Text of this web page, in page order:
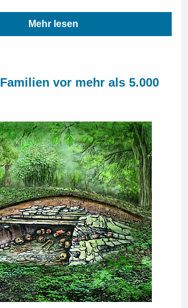
Mehr lesen
vor mehr als 5.000